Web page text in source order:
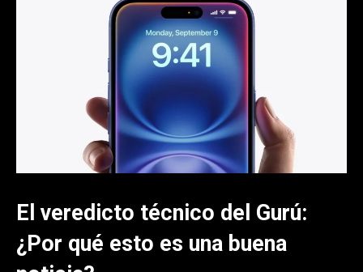
El veredicto técnico del Gurú:
¿Por qué esto es una buena